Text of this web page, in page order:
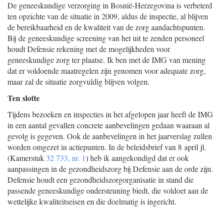
De geneeskundige verzorging in Bosnië-Herzegovina is verbeterd
ten opzichte van de situatie in 2009, aldus de inspectie, al blijven
de bereikbaarheid en de kwaliteit van de zorg aandachtspunten.
Bij de geneeskundige screening van het uit te zenden personeel
houdt Defensie rekening met de mogelijkheden voor
geneeskundige zorg ter plaatse. Ik ben met de IMG van mening
dat er voldoende maatregelen zijn genomen voor adequate zorg,
maar zal de situatie zorgvuldig blijven volgen.
Ten slotte
Tijdens bezoeken en inspecties in het afgelopen jaar heeft de IMG
in een aantal gevallen concrete aanbevelingen gedaan waaraan al
gevolg is gegeven. Ook de aanbevelingen in het jaarverslag zullen
worden omgezet in actiepunten. In de beleidsbrief van 8 april jl.
(Kamerstuk 32 733, nr. 1) heb ik aangekondigd dat er ook
aanpassingen in de gezondheidszorg bij Defensie aan de orde zijn.
Defensie houdt een gezondheidszorgorganisatie in stand die
passende geneeskundige ondersteuning biedt, die voldoet aan de
wettelijke kwaliteitseisen en die doelmatig is ingericht.